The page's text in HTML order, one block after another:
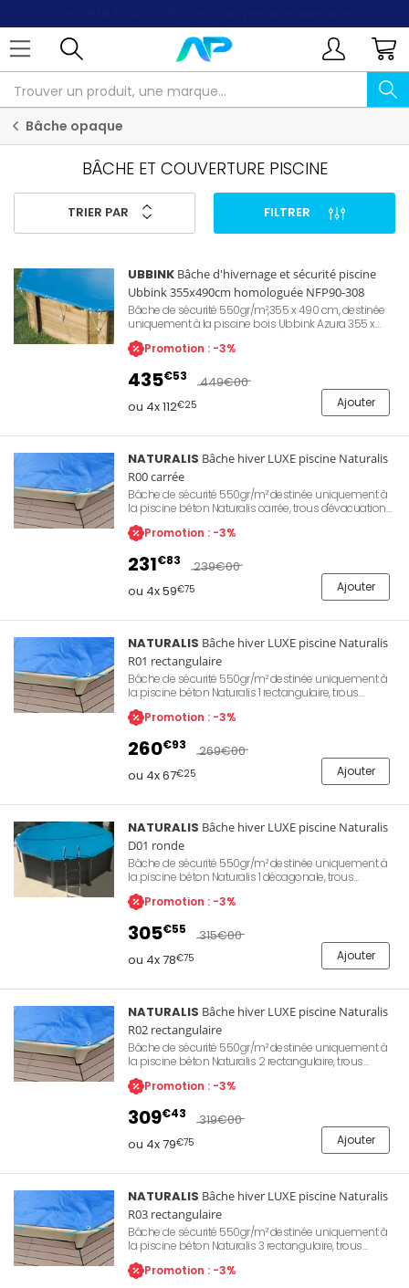
Bâche opaque
BÂCHE ET COUVERTURE PISCINE
TRIER PAR FILTRER
UBBINK Bâche d'hivernage et sécurité piscine
Ubbink 355x490cm homologuée NFP90-308
Bâche de sécurité 550gr/m²,355 x 490 cm, destinée
uniquement à la piscine bois Ubbink Azura 355 x
490 cm (octogonale allongée), conforme à la norme
NF P 90-308, trous d'évacuation pour les eaux de
Promotion : -3%
435€53 449€00
ou 4x 112€25 Ajouter
NATURALIS Bâche hiver LUXE piscine Naturalis
R00 carrée
Bâche de sécurité 550gr/m² destinée uniquement à
la piscine béton Naturalis carrée, trous d'évacuation
pour les eaux de pluie, œillets de fixation sur le
périmètre de la bâche.
Promotion : -3%
231€83 239€00
ou 4x 59€75 Ajouter
NATURALIS Bâche hiver LUXE piscine Naturalis
R01 rectangulaire
Bâche de sécurité 550gr/m² destinée uniquement à
la piscine béton Naturalis 1 rectangulaire, trous
d'évacuation pour les eaux de pluie, œillets de
fixation sur le périmètre de la bâche.
Promotion : -3%
260€93 269€00
ou 4x 67€25 Ajouter
NATURALIS Bâche hiver LUXE piscine Naturalis
D01 ronde
Bâche de sécurité 550gr/m² destinée uniquement à
la piscine béton Naturalis 1 décagonale, trous
d'évacuation pour les eaux de pluie, œillets de
fixation sur le périmètre de la bâche.
Promotion : -3%
305€55 315€00
ou 4x 78€75 Ajouter
NATURALIS Bâche hiver LUXE piscine Naturalis
R02 rectangulaire
Bâche de sécurité 550gr/m² destinée uniquement à
la piscine béton Naturalis 2 rectangulaire, trous
d'évacuation pour les eaux de pluie, œillets de
fixation sur le périmètre de la bâche.
Promotion : -3%
309€43 319€00
ou 4x 79€75 Ajouter
NATURALIS Bâche hiver LUXE piscine Naturalis
R03 rectangulaire
Bâche de sécurité 550gr/m² destinée uniquement à
la piscine béton Naturalis 3 rectangulaire, trous
d'évacuation pour les eaux de pluie, œillets de
fixation sur le périmètre de la bâche.
Promotion : -3%